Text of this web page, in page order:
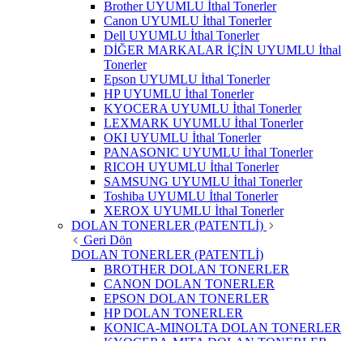
Brother UYUMLU İthal Tonerler
Canon UYUMLU İthal Tonerler
Dell UYUMLU İthal Tonerler
DİĞER MARKALAR İÇİN UYUMLU İthal
Tonerler
Epson UYUMLU İthal Tonerler
HP UYUMLU İthal Tonerler
KYOCERA UYUMLU İthal Tonerler
LEXMARK UYUMLU İthal Tonerler
OKI UYUMLU İthal Tonerler
PANASONIC UYUMLU İthal Tonerler
RICOH UYUMLU İthal Tonerler
SAMSUNG UYUMLU İthal Tonerler
Toshiba UYUMLU İthal Tonerler
XEROX UYUMLU İthal Tonerler
DOLAN TONERLER (PATENTLİ)
Geri Dön
DOLAN TONERLER (PATENTLİ)
BROTHER DOLAN TONERLER
CANON DOLAN TONERLER
EPSON DOLAN TONERLER
HP DOLAN TONERLER
KONICA-MINOLTA DOLAN TONERLER